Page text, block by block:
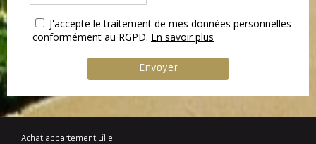
J'accepte le traitement de mes données personnelles
conformément au RGPD. En savoir plus
Achat appartement Lille